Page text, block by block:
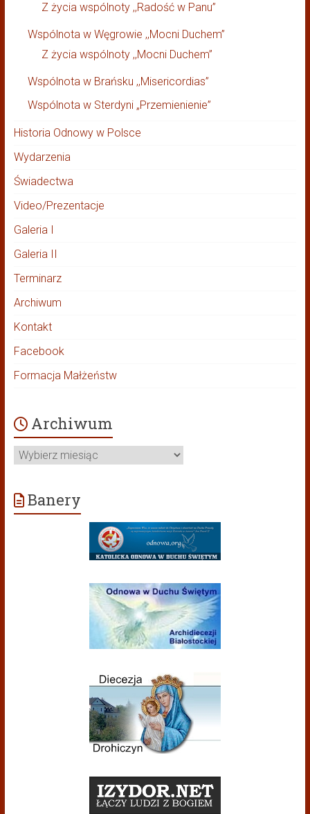
Z życia wspólnoty ,,Radość w Panu”
Wspólnota w Węgrowie ,,Mocni Duchem”
Z życia wspólnoty ,,Mocni Duchem”
Wspólnota w Brańsku ,,Misericordias”
Wspólnota w Sterdyni „Przemienienie”
Historia Odnowy w Polsce
Wydarzenia
Świadectwa
Video/Prezentacje
Galeria I
Galeria II
Terminarz
Archiwum
Kontakt
Facebook
Formacja Małżeństw
Archiwum
Archiwum
Banery